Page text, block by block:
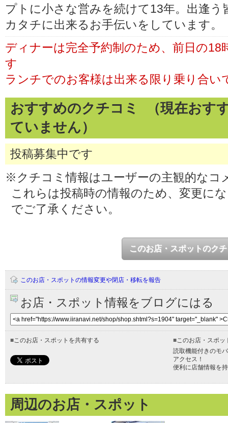
プトに小さな営みを続けて13年。出逢
カタチに出来るお手伝いをしています。
ディナーは完全予約制のため、前日の
す
ランチでのお客様は出来る限り乗り合い
おすすめのクチコミ （現在おす
ていません）
投稿募集中です
※クチコミ情報はユーザーの主観的なコ
これらは投稿時の情報のため、変更に
でご了承ください。
このお店・スポットのク
このお店・スポットの情報変更や閉店・移転を報告
お店・スポット情報をブログにはる
■このお店・スポットを共有する ■このお店・スポッ
読取機能付きのモ
アクセス！
便利に店舗情報を
周辺のお店・スポット